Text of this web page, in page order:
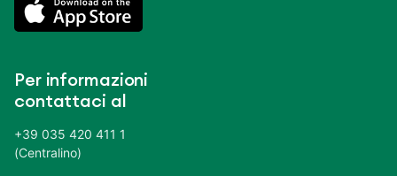
Per informazioni
contattaci al
+39 035 420 411 1
(Centralino)